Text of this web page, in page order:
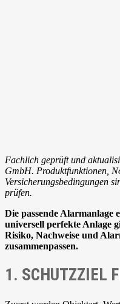
Fachlich geprüft und
GmbH. Produktfunktionen,
Versicherungsbedingungen
prüfen.
Die passende Alarmanlage
universell perfekte Anlage
Risiko, Nachweise und
zusammenpassen.
1. SCHUTZZIEL